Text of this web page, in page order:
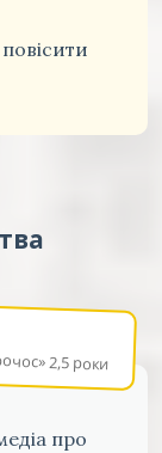
2,5 роки
про